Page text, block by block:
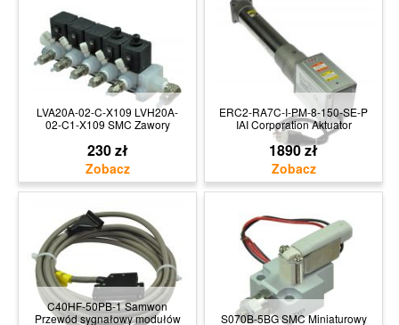
LVA20A-02-C-X109 LVH20A-
02-C1-X109 SMC Zawory
230 zł
ERC2-RA7C-I-PM-8-150-SE-P
IAI Corporation Aktuator
1890 zł
C40HF-50PB-1 Samwon
Przewód sygnałowy modułów
S070B-5BG SMC Miniaturowy